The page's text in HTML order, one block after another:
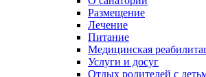
Размещение
Лечение
Питание
Медицинская
Услуги и досуг
Отдых родителей с